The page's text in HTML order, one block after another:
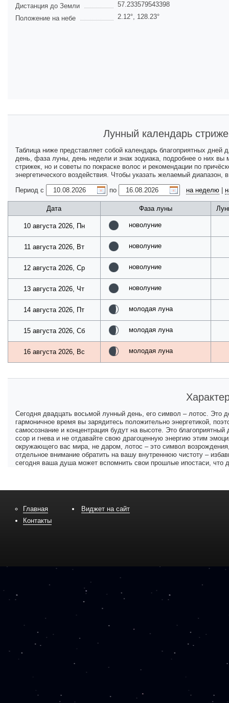
Дистанция до Земли
57.233579543398
Положение на небе
2.12°, 128.23°
Лунный календарь
Таблица ниже представляет собой календарь благоприятных
день, фаза луны, день недели и знак зодиака, подробнее о них вы
стрижек, но и советы по покраске волос и рекомендации по
энергетического воздействия. Чтобы указать желаемый
Период с
по на неделю
Дата Фаза луны
10 августа 2026, Пн новолуние
11 августа 2026, Вт новолуние
12 августа 2026, Ср новолуние
13 августа 2026, Чт новолуние
14 августа 2026, Пт молодая луна
15 августа 2026, Сб молодая луна
16 августа 2026, Вс молодая луна
Сегодня двадцать восьмой лунный день, его символ – лотос. Это
гармоничное время вы зарядитесь положительно энергетикой,
самосознание и концентрация будут на высоте. Это
ссор и гнева и не отдавайте свою драгоценную энергию этим
окружающего вас мира, не даром, лотос – это символ
отдельное внимание обратить на вашу внутреннюю чистоту –
сегодня ваша душа может вспомнить свои прошлые ипостаси, что
Главная
Контакты
Виджет на сайт